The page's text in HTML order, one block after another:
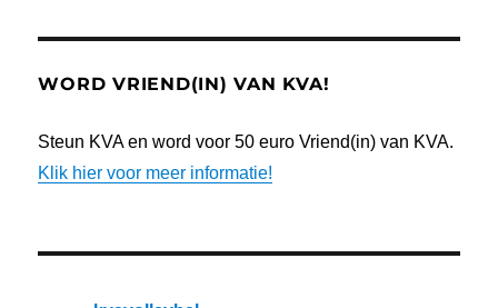
WORD VRIEND(IN) VAN KVA!
Steun KVA en word voor 50 euro Vriend(in) van KVA.
Klik hier voor meer informatie!